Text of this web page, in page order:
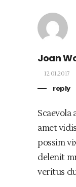
Joan
12.01.2017
reply
Scaevola
amet
possim
delenit
veritus